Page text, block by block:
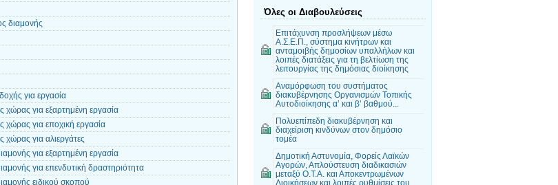
διαμονής
για εργασία
χώρας για εξαρτημένη εργασία
χώρας για εποχική εργασία
χώρας για αλιεργάτες
για εξαρτημένη εργασία
για επενδυτική δραστηριότητα
ειδικού σκοπού
Όλες οι Διαβουλεύσεις
Επιτάχυνση προσλήψεων μέσω
Α.Σ.Ε.Π., σύστημα κινήτρων και
ανταμοιβής δημοσίων υπαλλήλων και
λοιπές διατάξεις για τη βελτίωση της
λειτουργίας της δημόσιας διοίκησης
Αναμόρφωση του συστήματος
διακυβέρνησης Οργανισμών Τοπικής
Αυτοδιοίκησης α’ και β’ βαθμού...
Πολυεπίπεδη διακυβέρνηση και
διαχείριση κινδύνων στον δημόσιο
τομέα
Δημοτική Αστυνομία, Φορείς Λαϊκών
Αγορών, Απλούστευση διαδικασιών
μεταξύ Ο.Τ.Α. και Αποκεντρωμένων
Διοικήσεων και λοιπές ρυθμίσεις του